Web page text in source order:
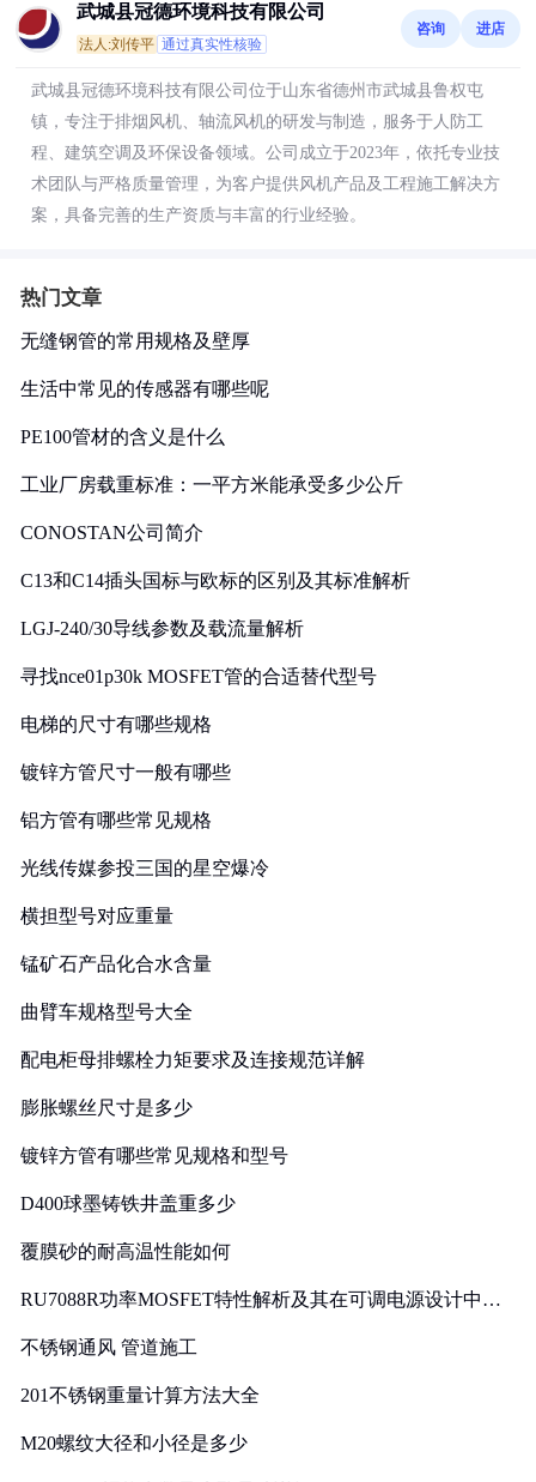
武城县冠德环境科技有限公司
法人:刘传平 通过真实性核验
咨询 进店
武城县冠德环境科技有限公司位于山东省德州市武城县鲁权屯
镇，专注于排烟风机、轴流风机的研发与制造，服务于人防工
程、建筑空调及环保设备领域。公司成立于2023年，依托专业技
术团队与严格质量管理，为客户提供风机产品及工程施工解决方
案，具备完善的生产资质与丰富的行业经验。
热门文章
无缝钢管的常用规格及壁厚
生活中常见的传感器有哪些呢
PE100管材的含义是什么
工业厂房载重标准：一平方米能承受多少公斤
CONOSTAN公司简介
C13和C14插头国标与欧标的区别及其标准解析
LGJ-240/30导线参数及载流量解析
寻找nce01p30k MOSFET管的合适替代型号
电梯的尺寸有哪些规格
镀锌方管尺寸一般有哪些
铝方管有哪些常见规格
光线传媒参投三国的星空爆冷
横担型号对应重量
锰矿石产品化合水含量
曲臂车规格型号大全
配电柜母排螺栓力矩要求及连接规范详解
膨胀螺丝尺寸是多少
镀锌方管有哪些常见规格和型号
D400球墨铸铁井盖重多少
覆膜砂的耐高温性能如何
RU7088R功率MOSFET特性解析及其在可调电源设计中的
不锈钢通风 管道施工
201不锈钢重量计算方法大全
M20螺纹大径和小径是多少